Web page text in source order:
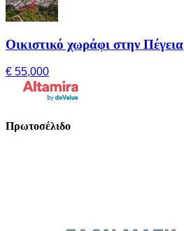
Οικιστικό χωράφι στην Πέγεια
€ 55,000
Πρωτοσέλιδο